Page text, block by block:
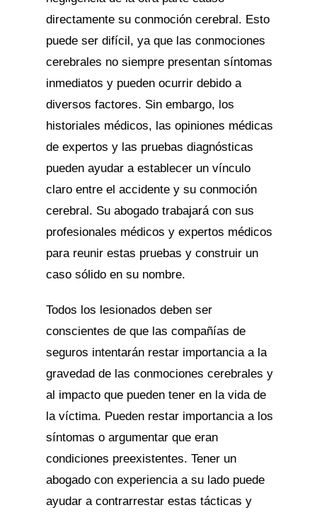
directamente su conmoción cerebral. Esto
puede ser difícil, ya que las conmociones
cerebrales no siempre presentan síntomas
inmediatos y pueden ocurrir debido a
diversos factores. Sin embargo, los
historiales médicos, las opiniones médicas
de expertos y las pruebas diagnósticas
pueden ayudar a establecer un vínculo
claro entre el accidente y su conmoción
cerebral. Su abogado trabajará con sus
profesionales médicos y expertos médicos
para reunir estas pruebas y construir un
caso sólido en su nombre.
Todos los lesionados deben ser
conscientes de que las compañías de
seguros intentarán restar importancia a la
gravedad de las conmociones cerebrales y
al impacto que pueden tener en la vida de
la víctima. Pueden restar importancia a los
síntomas o argumentar que eran
condiciones preexistentes. Tener un
abogado con experiencia a su lado puede
ayudar a contrarrestar estas tácticas y